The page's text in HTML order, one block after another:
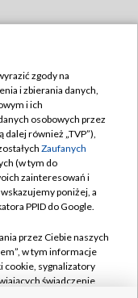
zgody na
i zbierania danych,
i ich
osobowych przez
dalej również „TVP”),
Zaufanych
(w tym do
zainteresowań i
poniżej, a
PPID do Google.
przez Ciebie naszych
w tym informacje
cookie, sygnalizatory
świadczenie